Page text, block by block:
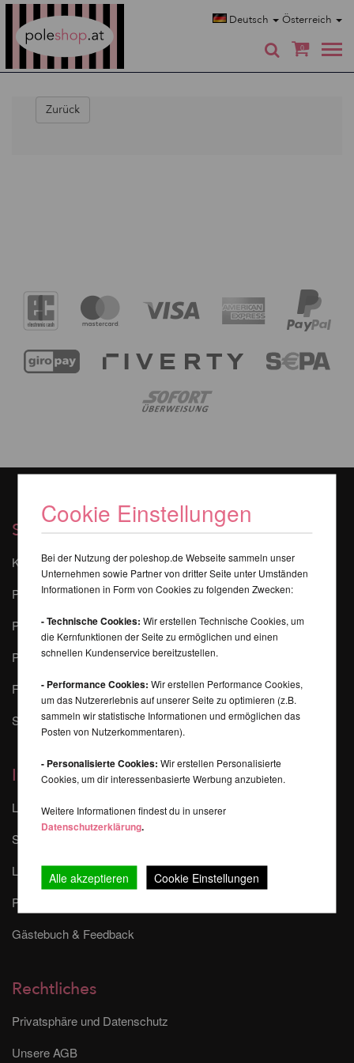
Deutsch Österreich
0
Zurück
Services
Kontakt
Poledance Sicherheits-Tipps
Pole Dance Lernen
Pole-Finder
FAQ - Fragen und Antworten
Sponsoring & Events
Informationen
Liefer- und Versandkosten
Sitemap
Lieferzeitraum
Partner/Affiliate Programm
Gästebuch & Feedback
Rechtliches
Privatsphäre und Datenschutz
Unsere AGB
Cookie Einstellungen
Bei der Nutzung der poleshop.de Webseite sammeln unser
Unternehmen sowie Partner von dritter Seite unter Umständen
Informationen in Form von Cookies zu folgenden Zwecken:
- Technische Cookies: Wir erstellen Technische Cookies, um
die Kernfunktionen der Seite zu ermöglichen und einen
schnellen Kundenservice bereitzustellen.
- Performance Cookies: Wir erstellen Performance Cookies,
um das Nutzererlebnis auf unserer Seite zu optimieren (z.B.
sammeln wir statistische Informationen und ermöglichen das
Posten von Nutzerkommentaren).
- Personalisierte Cookies: Wir erstellen Personalisierte
Cookies, um dir interessenbasierte Werbung anzubieten.
Weitere Informationen findest du in unserer
Datenschutzerklärung.
Alle akzeptieren Cookie Einstellungen